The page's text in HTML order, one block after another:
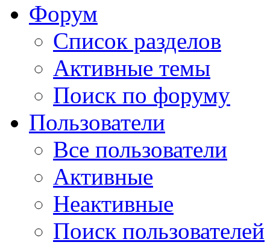
Форум
Список разделов
Активные темы
Поиск по форуму
Пользователи
Все пользователи
Активные
Неактивные
Поиск пользователей